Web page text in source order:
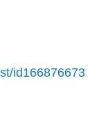
id166876673